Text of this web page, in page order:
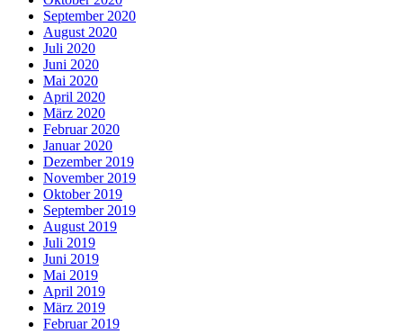
September 2020
August 2020
Juli 2020
Juni 2020
Mai 2020
April 2020
März 2020
Februar 2020
Januar 2020
Dezember 2019
November 2019
Oktober 2019
September 2019
August 2019
Juli 2019
Juni 2019
Mai 2019
April 2019
März 2019
Februar 2019